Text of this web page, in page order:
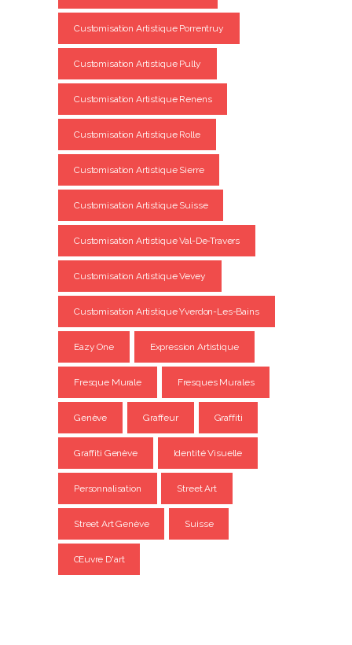
Customisation Artistique Porrentruy
Customisation Artistique Pully
Customisation Artistique Renens
Customisation Artistique Rolle
Customisation Artistique Sierre
Customisation Artistique Suisse
Customisation Artistique Val-De-Travers
Customisation Artistique Vevey
Customisation Artistique Yverdon-Les-Bains
Eazy One Expression Artistique
Fresque Murale Fresques Murales
Genève Graffeur Graffiti
Graffiti Genève Identité Visuelle
Personnalisation Street Art
Street Art Genève Suisse
Œuvre D'art